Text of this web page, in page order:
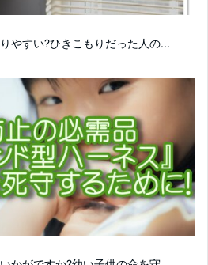
やすい?ひきこもりだった人の...